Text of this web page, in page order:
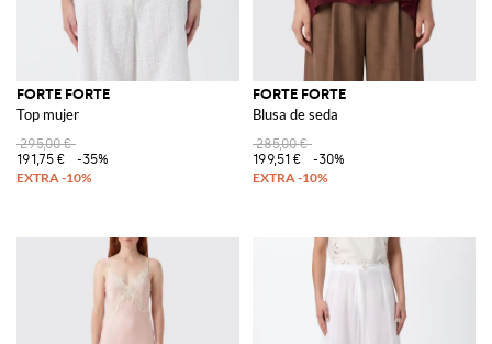
FORTE FORTE
Top mujer
295,00 €
191,75 €
-35%
FORTE FORTE
Blusa de seda
285,00 €
199,51 €
-30%